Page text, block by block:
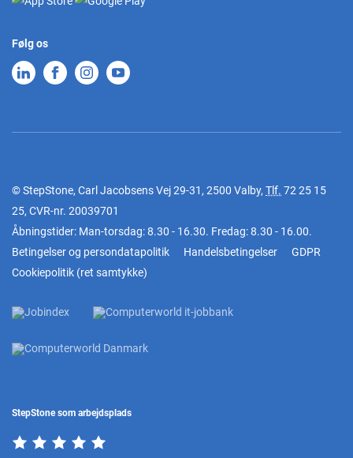
Følg os
© StepStone, Carl Jacobsens Vej 29-31, 2500 Valby, Tlf. 72 25 15
25, CVR-nr. 20039701
Åbningstider: Man-torsdag: 8.30 - 16.30. Fredag: 8.30 - 16.00.
Betingelser og persondatapolitik
Handelsbetingelser
GDPR
Cookiepolitik (ret samtykke)
StepStone som arbejdsplads